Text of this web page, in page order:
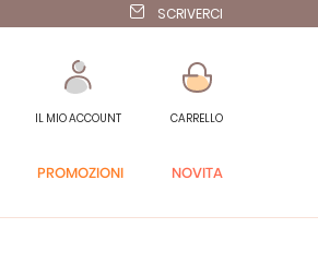
SCRIVERCI
IL MIO ACCOUNT CARRELLO
PROMOZIONI NOVITÀ